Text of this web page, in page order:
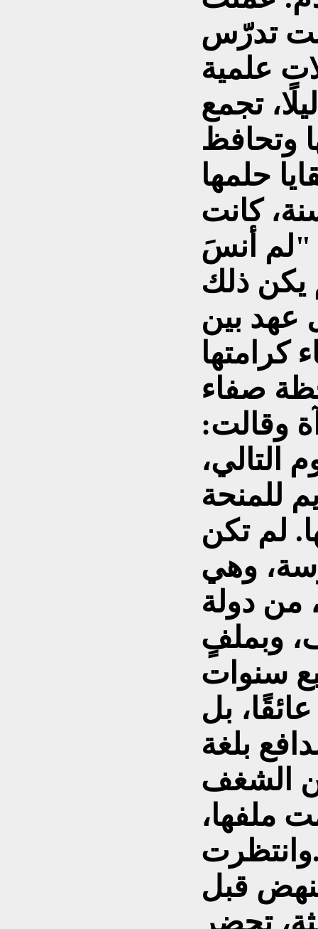
تدرّس
علمية
تجمع
وتحافظ
كانت
"لم أنسَ
يكن ذلك
عهد بين
صفاء
وقالت:
التالي،
للمنحة
لم تكن
وهي
من دولة
وبملفٍ
بل
بلغة
الشغف
ملفها،
قبل
تحضر